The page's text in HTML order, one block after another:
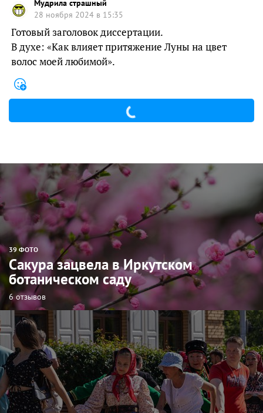
Мудрила страшный
28 ноября 2024 в 15:35
Готовый заголовок диссертации.
В духе: «Как влияет притяжение Луны на цвет
волос моей любимой».
39 ФОТО
Сакура зацвела в Иркутском
ботаническом саду
6 отзывов